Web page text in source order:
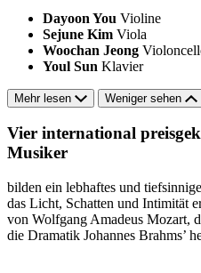
Dayoon You Violine
Sejune Kim Viola
Woochan Jeong
Youl Sun Klavier
Mehr lesen Weniger sehen
Vier international
Musiker
bilden ein lebhaftes und
das Licht, Schatten und Intimität
von Wolfgang Amadeus Mozart,
die Dramatik Johannes Brahms’